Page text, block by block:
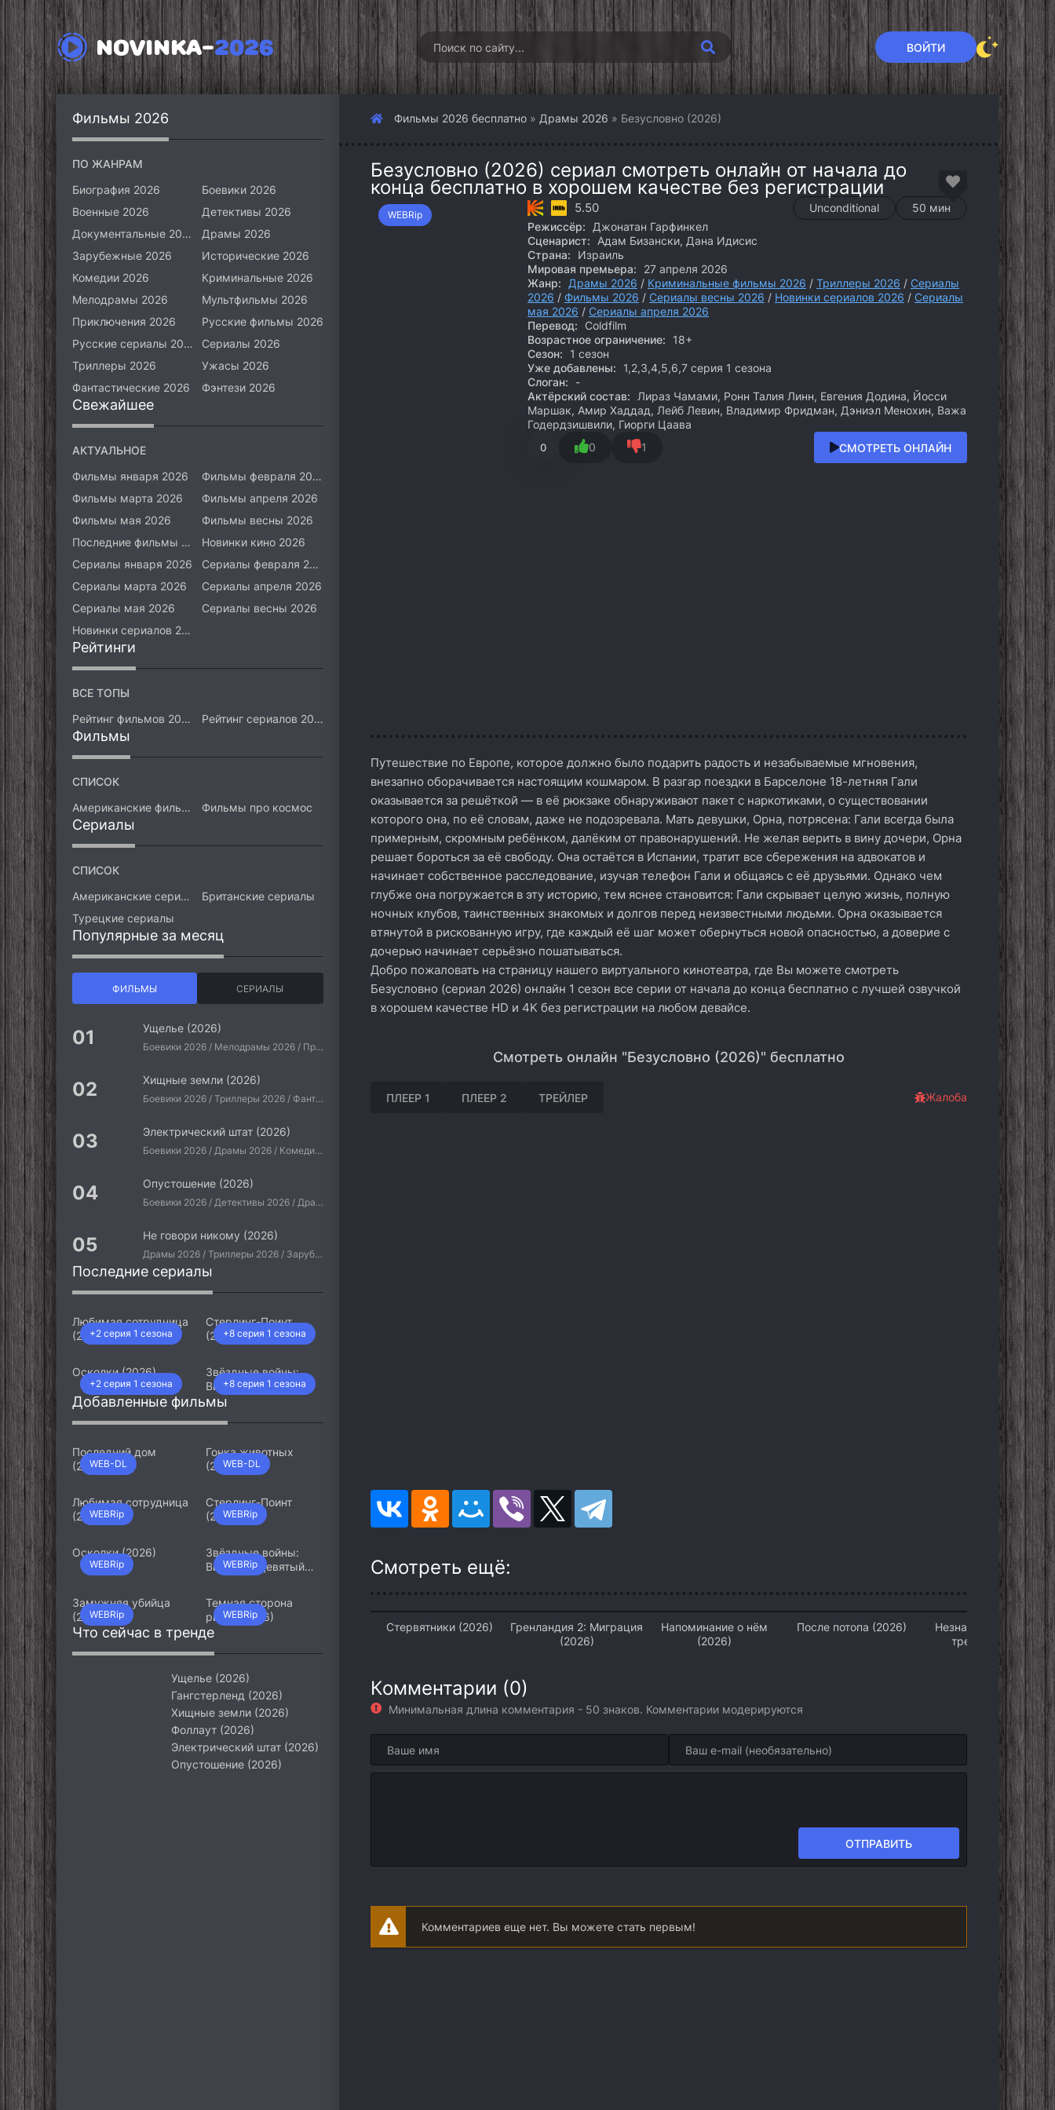
NOVINKA-2026 ВОЙТИ
Фильмы 2026 бесплатно » Драмы 2026 » Безусловно (2026)
Безусловно (2026) сериал смотреть онлайн от начала до
конца бесплатно в хорошем качестве без регистрации
WEBRip 5.50 Unconditional
50 мин
Режиссёр:
Джонатан Гарфинкел
Сценарист:
Адам Бизански, Дана Идисис
Страна:
Израиль
Мировая премьера:
27 апреля 2026
Жанр:
Драмы 2026 / Криминальные фильмы 2026 / Триллеры 2026 / Сериалы
2026 / Фильмы 2026 / Сериалы весны 2026 / Новинки сериалов 2026 / Сериалы
мая 2026 / Сериалы апреля 2026
Перевод:
Coldfilm
Возрастное ограничение:
18+
Сезон:
1 сезон
Уже добавлены:
1,2,3,4,5,6,7 серия 1 сезона
Слоган:
-
Актёрский состав:
Лираз Чамами, Ронн Талия Линн, Евгения Додина, Йосси
Маршак, Амир Хаддад, Лейб Левин, Владимир Фридман, Дэниэл Менохин, Важа
Годердзишвили, Гиорги Цаава
0 0 1 СМОТРЕТЬ ОНЛАЙН
Путешествие по Европе, которое должно было подарить радость и незабываемые мгновения,
внезапно оборачивается настоящим кошмаром. В разгар поездки в Барселоне 18-летняя Гали
оказывается за решёткой — в её рюкзаке обнаруживают пакет с наркотиками, о существовании
которого она, по её словам, даже не подозревала. Мать девушки, Орна, потрясена: Гали всегда была
примерным, скромным ребёнком, далёким от правонарушений. Не желая верить в вину дочери, Орна
решает бороться за её свободу. Она остаётся в Испании, тратит все сбережения на адвокатов и
начинает собственное расследование, изучая телефон Гали и общаясь с её друзьями. Однако чем
глубже она погружается в эту историю, тем яснее становится: Гали скрывает целую жизнь, полную
ночных клубов, таинственных знакомых и долгов перед неизвестными людьми. Орна оказывается
втянутой в рискованную игру, где каждый её шаг может обернуться новой опасностью, а доверие с
дочерью начинает серьёзно пошатываться.
Добро пожаловать на страницу нашего виртуального кинотеатра, где Вы можете смотреть
Безусловно (сериал 2026) онлайн 1 сезон все серии от начала до конца бесплатно с лучшей озвучкой
в хорошем качестве HD и 4K без регистрации на любом девайсе.
Смотреть онлайн "Безусловно (2026)" бесплатно
ПЛЕЕР 1 ПЛЕЕР 2 ТРЕЙЛЕР Жалоба
Смотреть ещё:
Стервятники (2026)
Гренландия 2: Миграция
(2026)
Напоминание о нём
(2026)
После потопа (2026)
Незнакомцы: Часть
третья (2026)
Комментарии (0)
Минимальная длина комментария - 50 знаков. Комментарии модерируются
ОТПРАВИТЬ
Комментариев еще нет. Вы можете стать первым!
Фильмы 2026
ПО ЖАНРАМ
Биография 2026
Боевики 2026
Военные 2026
Детективы 2026
Документальные 2026
Драмы 2026
Зарубежные 2026
Исторические 2026
Комедии 2026
Криминальные 2026
Мелодрамы 2026
Мультфильмы 2026
Приключения 2026
Русские фильмы 2026
Русские сериалы 2026
Сериалы 2026
Триллеры 2026
Ужасы 2026
Фантастические 2026
Фэнтези 2026
Свежайшее
АКТУАЛЬНОЕ
Фильмы января 2026
Фильмы февраля 2026
Фильмы марта 2026
Фильмы апреля 2026
Фильмы мая 2026
Фильмы весны 2026
Последние фильмы 2026
Новинки кино 2026
Сериалы января 2026
Сериалы февраля 2026
Сериалы марта 2026
Сериалы апреля 2026
Сериалы мая 2026
Сериалы весны 2026
Новинки сериалов 2026
Рейтинги
ВСЕ ТОПЫ
Рейтинг фильмов 2026
Рейтинг сериалов 2026
Фильмы
СПИСОК
Американские фильмы
Фильмы про космос
Сериалы
СПИСОК
Американские сериалы
Британские сериалы
Турецкие сериалы
Популярные за месяц
ФИЛЬМЫ СЕРИАЛЫ
Ущелье (2026)
Боевики 2026 / Мелодрамы 2026 / Приключения 2026 / Ужасы 2026 / Фантастические 2026 / Зарубежные фильмы 2026 / Американские фильмы / Фильмы 2026
Хищные земли (2026)
Боевики 2026 / Триллеры 2026 / Фантастические 2026 / Зарубежные фильмы 2026 / Американские фильмы / Фильмы 2026
Электрический штат (2026)
Боевики 2026 / Драмы 2026 / Комедии 2026 / Приключения 2026 / Фантастические 2026 / Зарубежные фильмы 2026 / Американские фильмы / Фильмы 2026
Опустошение (2026)
Боевики 2026 / Детективы 2026 / Драмы 2026 / Криминальные фильмы 2026 / Триллеры 2026 / Зарубежные фильмы 2026 / Американские фильмы / Фильмы 2026
Не говори никому (2026)
Драмы 2026 / Триллеры 2026 / Зарубежные фильмы 2026 / Американские фильмы / Фильмы 2026
Последние сериалы
+2 серия 1 сезона
Любимая сотрудница
(2026)
+8 серия 1 сезона
Стерлинг-Поинт
(2026)
+2 серия 1 сезона
Осколки (2026)
+8 серия 1 сезона
Звёздные войны:
Видения. Девятый
джедай (2026)
Добавленные фильмы
WEB-DL
Последний дом
(2026)
WEB-DL
Гонка животных
(2026)
WEBRip
Любимая сотрудница
(2026)
WEBRip
Стерлинг-Поинт
(2026)
WEBRip
Осколки (2026)
WEBRip
Звёздные войны:
Видения. Девятый
WEBRip
Замужняя убийца
(2026)
WEBRip
Темная сторона
ринга (2026)
Что сейчас в тренде
Ущелье (2026)
Гангстерленд (2026)
Хищные земли (2026)
Фоллаут (2026)
Электрический штат (2026)
Опустошение (2026)